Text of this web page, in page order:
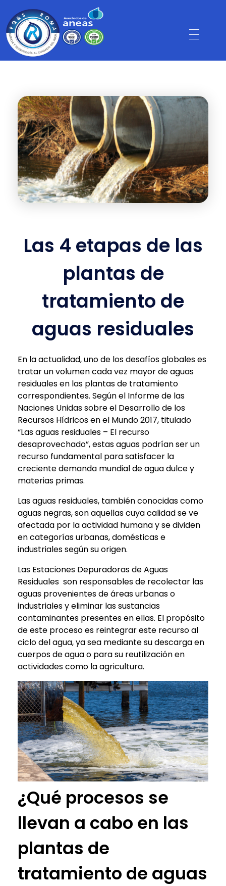
Las 4 etapas de las
plantas de
tratamiento de
aguas residuales
En la actualidad, uno de los desafíos globales es
tratar un volumen cada vez mayor de aguas
residuales en las plantas de tratamiento
correspondientes. Según el Informe de las
Naciones Unidas sobre el Desarrollo de los
Recursos Hídricos en el Mundo 2017, titulado
“Las aguas residuales – El recurso
desaprovechado”, estas aguas podrían ser un
recurso fundamental para satisfacer la
creciente demanda mundial de agua dulce y
materias primas.
Las aguas residuales, también conocidas como
aguas negras, son aquellas cuya calidad se ve
afectada por la actividad humana y se dividen
en categorías urbanas, domésticas e
industriales según su origen.
Las Estaciones Depuradoras de Aguas
Residuales son responsables de recolectar las
aguas provenientes de áreas urbanas o
industriales y eliminar las sustancias
contaminantes presentes en ellas. El propósito
de este proceso es reintegrar este recurso al
ciclo del agua, ya sea mediante su descarga en
cuerpos de agua o para su reutilización en
actividades como la agricultura.
¿Qué procesos se
llevan a cabo en las
plantas de
tratamiento de aguas